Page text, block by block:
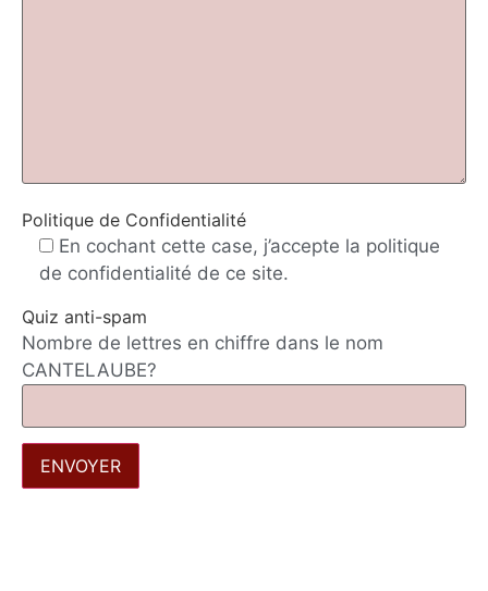
Politique de Confidentialité
En cochant cette case, j’accepte la politique
de confidentialité de ce site.
Quiz anti-spam
Nombre de lettres en chiffre dans le nom
CANTELAUBE?